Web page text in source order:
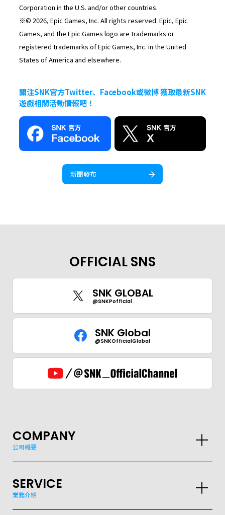
GLOBAL
JPN ENG 한글 繁体 簡体
Corporation in the U.S. and/or other countries.
※© 2026, Epic Games, Inc. All rights reserved. Epic, Epic
Games, and the Epic Games logo are trademarks or
registered trademarks of Epic Games, Inc. in the United
States of America and elsewhere.
關注SNK官方Twitter、Facebook或微博 獲取最新SNK
遊戲相關活動情報吧！
新聞發布
OFFICIAL SNS
SNK GLOBAL
@SNKPofficial
SNK Global
@SNKOfficialGlobal
COMPANY
公司概要
SERVICE
業務介紹